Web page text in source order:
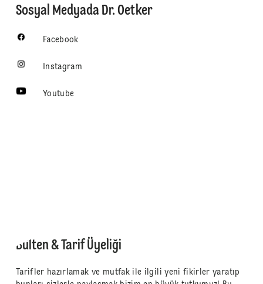
Sosyal Medyada Dr. Oetker
Facebook
Instagram
Youtube
Bülten & Tarif Üyeliği
Tarifler hazırlamak ve mutfak ile ilgili yeni fikirler yaratıp